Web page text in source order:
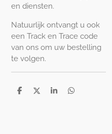
en diensten.
Natuurlijk ontvangt u ook
een Track en Trace code
van ons om uw bestelling
te volgen.
D
D
S
D